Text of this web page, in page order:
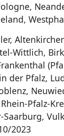
Wittlich,
der Pfalz,
Pfalz-
Saarburg,
2023